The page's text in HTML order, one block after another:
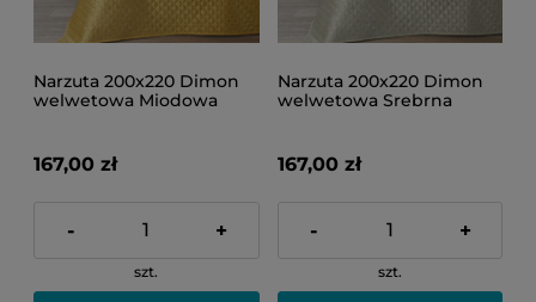
Narzuta 200x220 Dimon
welwetowa Miodowa
167,00 zł
- +
szt.
Narzuta 200x220 Dimon
welwetowa Srebrna
167,00 zł
- +
szt.